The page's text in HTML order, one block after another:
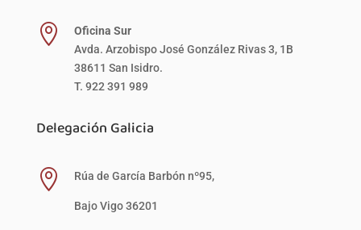

Oficina Sur
Avda. Arzobispo José González Rivas 3, 1B
38611 San Isidro.
T. 922 391 989
Delegación Galicia
 Rúa de García Barbón nº95,
Bajo Vigo 36201